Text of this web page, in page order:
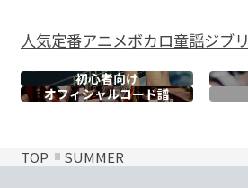
人気定番アニメボカロ童謡ジブリ
初心者向け
オフィシャルコード譜
TOP SUMMER